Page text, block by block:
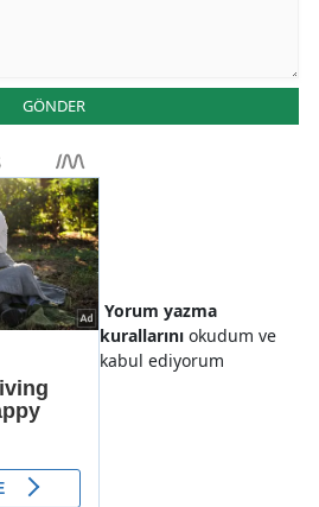
GÖNDER
Yorum yazma
kurallarınıokudum ve
kabul ediyorum